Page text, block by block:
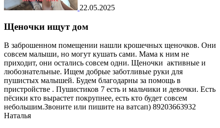
22.05.2025
Щеночки ищут дом
В заброшенном помещении нашли крошечных щеночков. Они
совсем малыши, но могут кушать сами. Мама к ним не
приходит, они остались совсем одни. Щеночки активные и
любознательные. Ищем добрые заботливые руки для
пушистых малышей. Будем благодарны за помощь в
пристройстве . Пушистиков 7 есть и мальчики и девочки. Есть
пёсики кто вырастет покрупнее, есть кто будет совсем
небольшим.Звоните или пишите на ватсап) 89203663932
Наталья